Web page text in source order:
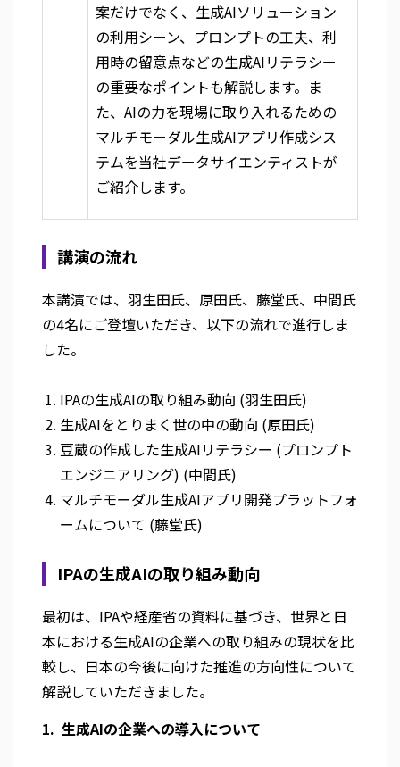
案だけでなく、生成AIソリューション
の利用シーン、プロンプトの工夫、利
用時の留意点などの生成AIリテラシー
の重要なポイントも解説します。ま
た、AIの力を現場に取り入れるための
マルチモーダル生成AIアプリ作成シス
テムを当社データサイエンティストが
ご紹介します。
講演の流れ
本講演では、羽生田氏、原田氏、藤堂氏、中間氏
の4名にご登壇いただき、以下の流れで進行しま
した。
IPAの生成AIの取り組み動向 (羽生田氏)
生成AIをとりまく世の中の動向 (原田氏)
豆蔵の作成した生成AIリテラシー (プロンプト
エンジニアリング) (中間氏)
マルチモーダル生成AIアプリ開発プラットフォ
ームについて (藤堂氏)
IPAの生成AIの取り組み動向
最初は、IPAや経産省の資料に基づき、世界と日
本における生成AIの企業への取り組みの現状を比
較し、日本の今後に向けた推進の方向性について
解説していただきました。
1. 生成AIの企業への導入について